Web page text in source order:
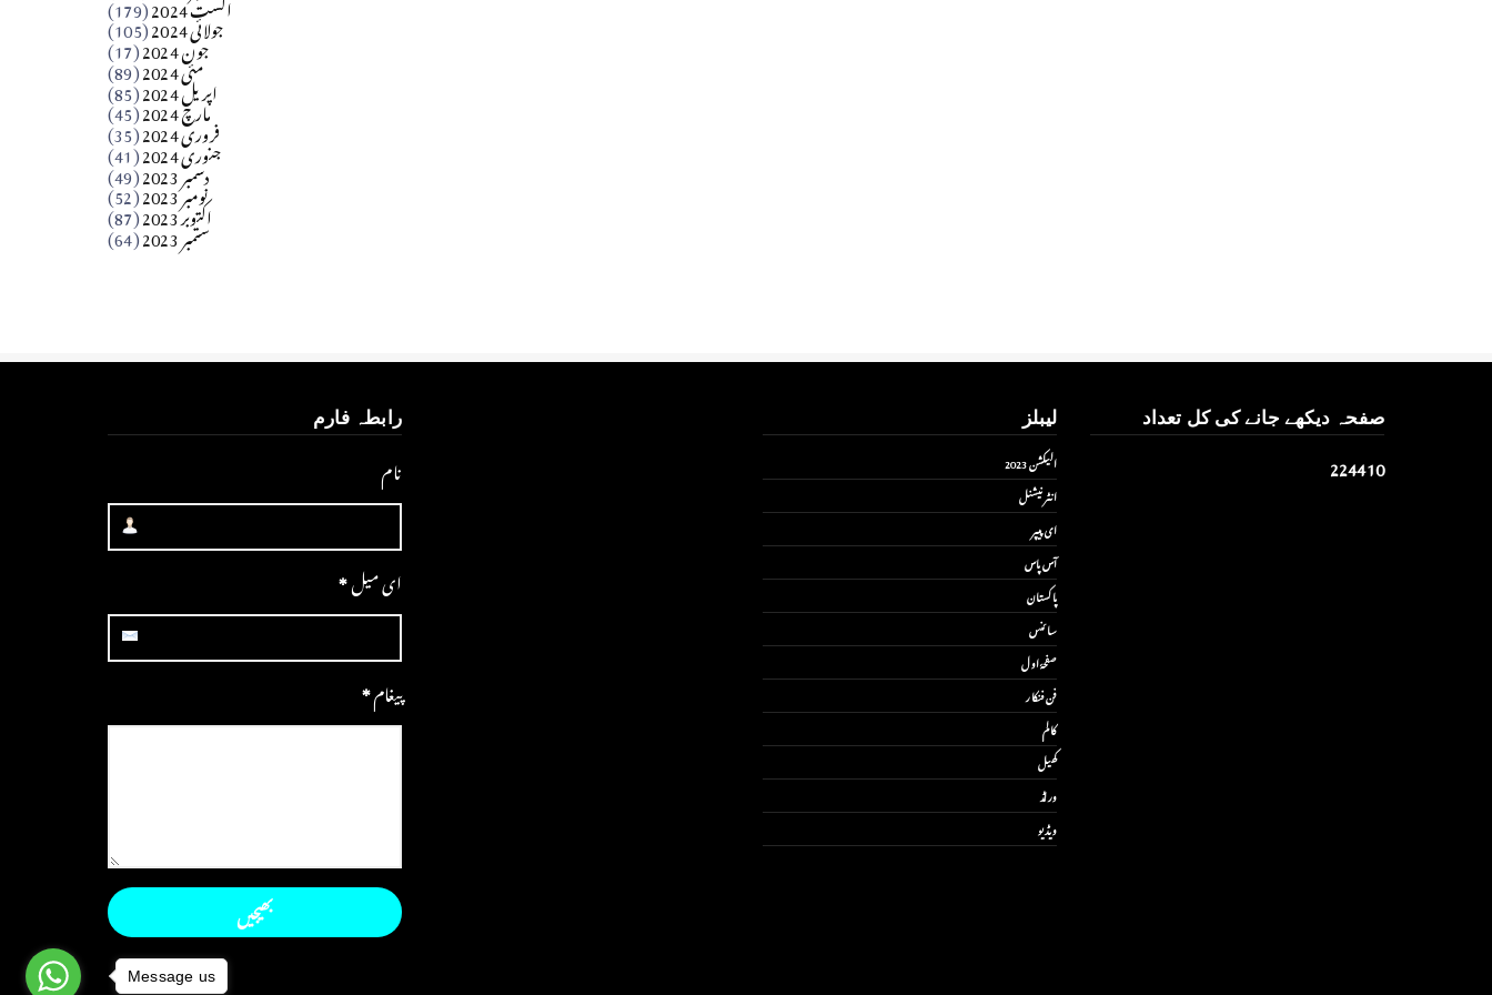
​تحریر: عاصم نواز طاہرخیلی (غازی/ہری پور)
جولائی 2024 (105) جون 2024 (17) مئی 2024 (89) اپریل 2024 (85) مارچ 2024 (45) فروری 2024 (35) جنوری 2024 (41) دسمبر 2023 (49) نومبر 2023 (52) اکتوبر 2023 (87) ستمبر 2023 (64)
صفحہ دیکھے جانے کی کل تعداد
224410
لیبلز
الیکشن 2023
انٹر نیشنل
ای پیپر
آس پاس
پاکستان
سائنس
صفحۂ اول
فن فنکار
کالم
کھیل
ورلڈ
ویڈیو
رابطہ فارم
نام
ای میل*
پیغام*
Message us